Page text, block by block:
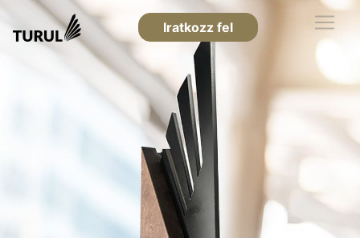
Iratkozz fel